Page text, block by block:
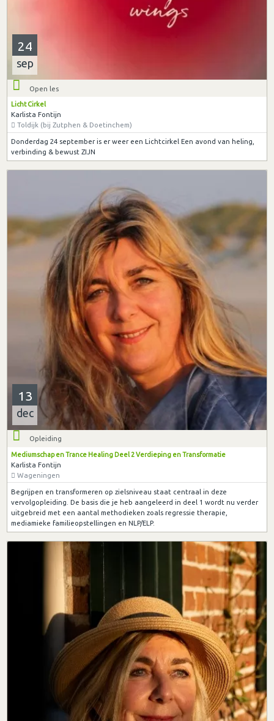
24
sep
Open les
Licht Cirkel
Karlista Fontijn
Toldijk (bij Zutphen & Doetinchem)
Donderdag 24 september is er weer een Lichtcirkel Een avond van heling,
verbinding & bewust ZIJN
13
dec
Opleiding
Mediumschap en Trance Healing Deel 2 Verdieping en Transformatie
Karlista Fontijn
Wageningen
Begrijpen en transformeren op zielsniveau staat centraal in deze
vervolgopleiding. De basis die je heb aangeleerd in deel 1 wordt nu verder
uitgebreid met een aantal methodieken zoals regressie therapie,
mediamieke familieopstellingen en NLP/ELP.